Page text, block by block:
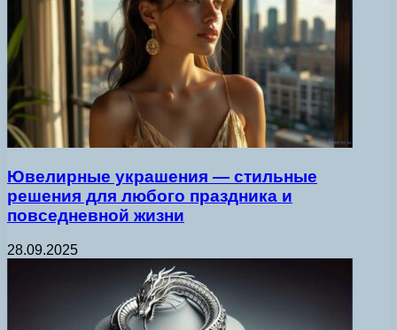
Ювелирные украшения — стильные
решения для любого праздника и
повседневной жизни
28.09.2025